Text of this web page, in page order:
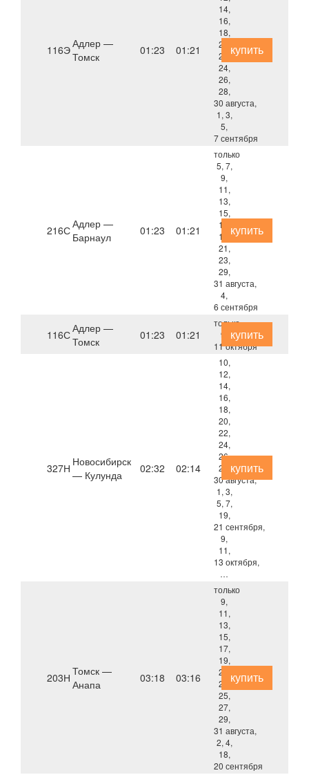
116ЭАдлер —
Томск
01:23 01:21
14,
16,
18,
20,
22,
24,
26,
28,
30 августа,
1, 3,
5,
7 сентября
купить
216САдлер —
Барнаул
01:23 01:21
только
5, 7,
9,
11,
13,
15,
17,
19,
21,
23,
29,
31 августа,
4,
6 сентября
купить
116САдлер —
Томск
01:23 01:21
только
9,
11 октября
купить
327Н Новосибирск
— Кулунда
02:32 02:14
10,
12,
14,
16,
18,
20,
22,
24,
26,
28,
30 августа,
1, 3,
5, 7,
19,
21 сентября,
9,
11,
13 октября,
…
купить
203Н Томск —
Анапа
03:18 03:16
только
9,
11,
13,
15,
17,
19,
21,
23,
25,
27,
29,
31 августа,
2, 4,
18,
20 сентября
купить